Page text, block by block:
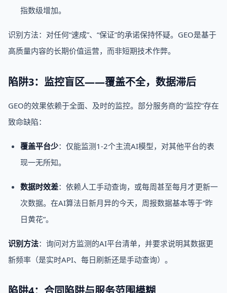
指数级增加。
识别方法：对任何“速成”、“保证”的承诺保持怀疑。GEO是基于
高质量内容的长期价值运营，而非短期技术作弊。
陷阱3：监控盲区——覆盖不全，数据滞后
GEO的效果依赖于全面、及时的监控。部分服务商的“监控”存在
致命缺陷：
覆盖平台少：仅能监测1-2个主流AI模型，对其他平台的表
现一无所知。
数据时效差：依赖人工手动查询，或每周甚至每月才更新一
次数据。在AI算法日新月异的今天，周报数据基本等于“昨
日黄花”。
识别方法：询问对方监测的AI平台清单，并要求说明其数据更
新频率（是实时API、每日刷新还是手动查询）。